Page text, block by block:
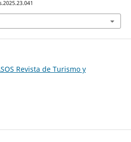
Revista de Turismo y